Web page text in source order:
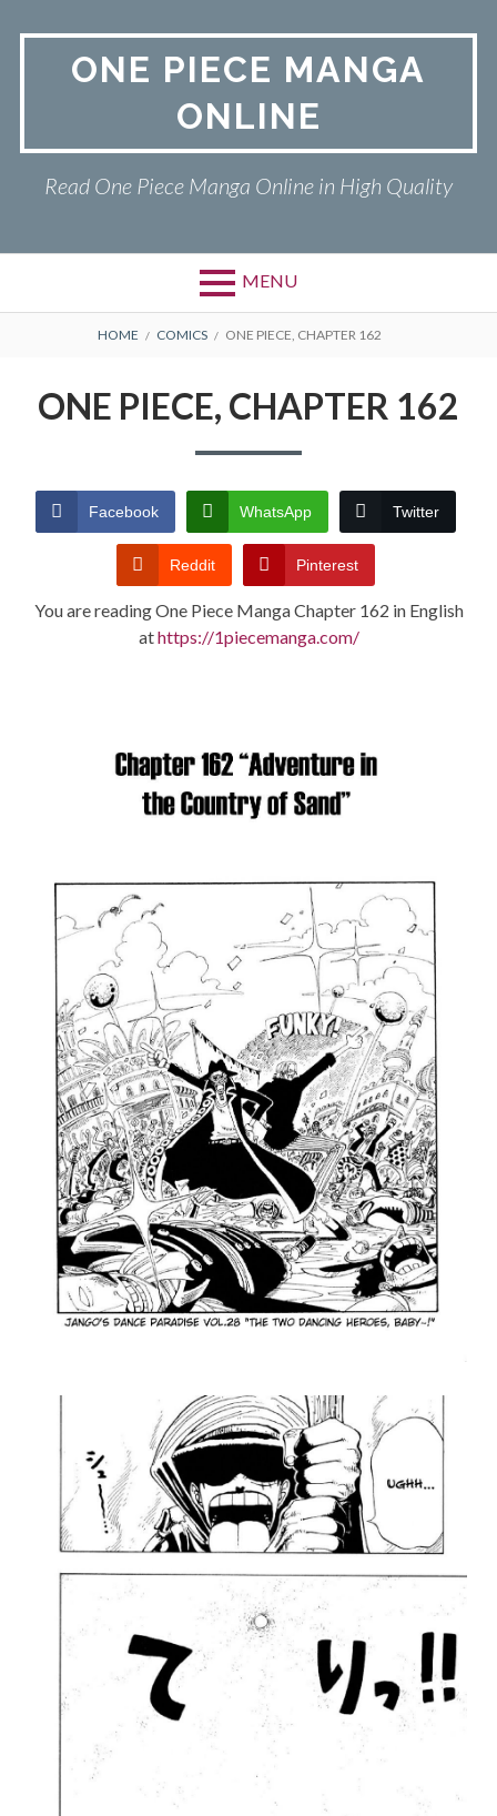
ONE PIECE MANGA
ONLINE
Read One Piece Manga Online in High Quality
MENU
Primary
ONE PIECE
TERMS AND
CONDITIONS
BREADCRUMBS
HOME COMICS ONE PIECE, CHAPTER 162
ONE PIECE, CHAPTER 162
Facebook WhatsApp Twitter
Reddit Pinterest
You are reading One Piece Manga Chapter 162 in English
athttps://1piecemanga.com/